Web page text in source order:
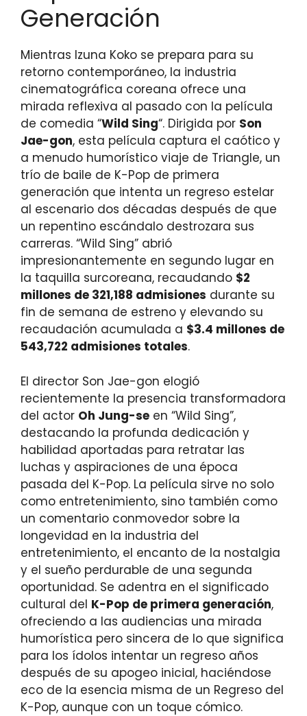
Generación
Mientras Izuna Koko se prepara para su
retorno contemporáneo, la industria
cinematográfica coreana ofrece una
mirada reflexiva al pasado con la película
de comedia “Wild Sing“. Dirigida por Son
Jae-gon, esta película captura el caótico y
a menudo humorístico viaje de Triangle, un
trío de baile de K-Pop de primera
generación que intenta un regreso estelar
al escenario dos décadas después de que
un repentino escándalo destrozara sus
carreras. “Wild Sing” abrió
impresionantemente en segundo lugar en
la taquilla surcoreana, recaudando $2
millones de 321,188 admisiones durante su
fin de semana de estreno y elevando su
recaudación acumulada a $3.4 millones de
543,722 admisiones totales.
El director Son Jae-gon elogió
recientemente la presencia transformadora
del actor Oh Jung-se en “Wild Sing”,
destacando la profunda dedicación y
habilidad aportadas para retratar las
luchas y aspiraciones de una época
pasada del K-Pop. La película sirve no solo
como entretenimiento, sino también como
un comentario conmovedor sobre la
longevidad en la industria del
entretenimiento, el encanto de la nostalgia
y el sueño perdurable de una segunda
oportunidad. Se adentra en el significado
cultural del K-Pop de primera generación,
ofreciendo a las audiencias una mirada
humorística pero sincera de lo que significa
para los ídolos intentar un regreso años
después de su apogeo inicial, haciéndose
eco de la esencia misma de un Regreso del
K-Pop, aunque con un toque cómico.